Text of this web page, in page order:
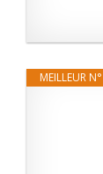
MEILLEUR